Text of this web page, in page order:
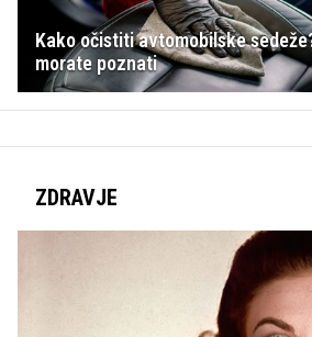
Kako očistiti avtomobilske
morate poznati
ZDRAVJE